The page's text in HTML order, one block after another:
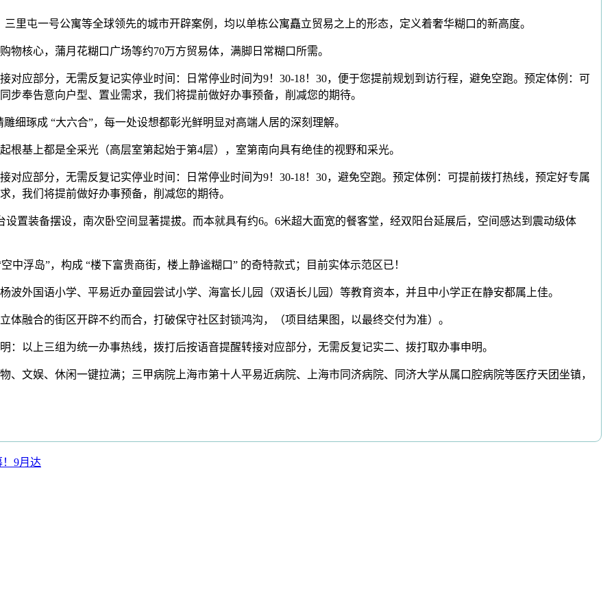
里屯一号公寓等全球领先的城市开辟案例，均以单栋公寓矗立贸易之上的形态，定义着奢华糊口的新高度。
心，蒲月花糊口广场等约70万方贸易体，满脚日常糊口所需。
部分，无需反复记实停业时间：日常停业时间为9！30-18！30，便于您提前规划到访行程，避免空跑。预定体例：可
奉告意向户型、置业需求，我们将提前做好办事预备，削减您的期待。
琢成 “大六合”，每一处设想都彰光鲜明显对高端人居的深刻理解。
上都是全采光（高层室第起始于第4层），室第南向具有绝佳的视野和采光。
部分，无需反复记实停业时间：日常停业时间为9！30-18！30，避免空跑。预定体例：可提前拨打热线，预定好专属
，我们将提前做好办事预备，削减您的期待。
装备摆设，南次卧空间显著提拔。而本就具有约6。6米超大面宽的餐客堂，经双阳台延展后，空间感达到震动级体
浮岛”，构成 “楼下富贵商街，楼上静谧糊口” 的奇特款式；目前实体示范区已！
国语小学、平易近办童园尝试小学、海富长儿园（双语长儿园）等教育资本，并且中小学正在静安都属上佳。
合的街区开辟不约而合，打破保守社区封锁鸿沟，（项目结果图，以最终交付为准）。
上三组为统一办事热线，拨打后按语音提醒转接对应部分，无需反复记实二、拨打取办事申明。
娱、休闲一键拉满；三甲病院上海市第十人平易近病院、上海市同济病院、同济大学从属口腔病院等医疗天团坐镇，
9月达